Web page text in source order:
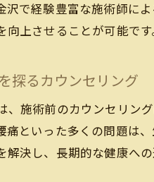
沢で経験豊富な施術師に
向上させることが可能です
探るカウンセリング
、施術前のカウンセリン
痛といった多くの問題は
解決し、長期的な健康へ